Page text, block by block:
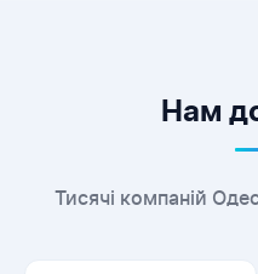
Нам
Тисячі компаній